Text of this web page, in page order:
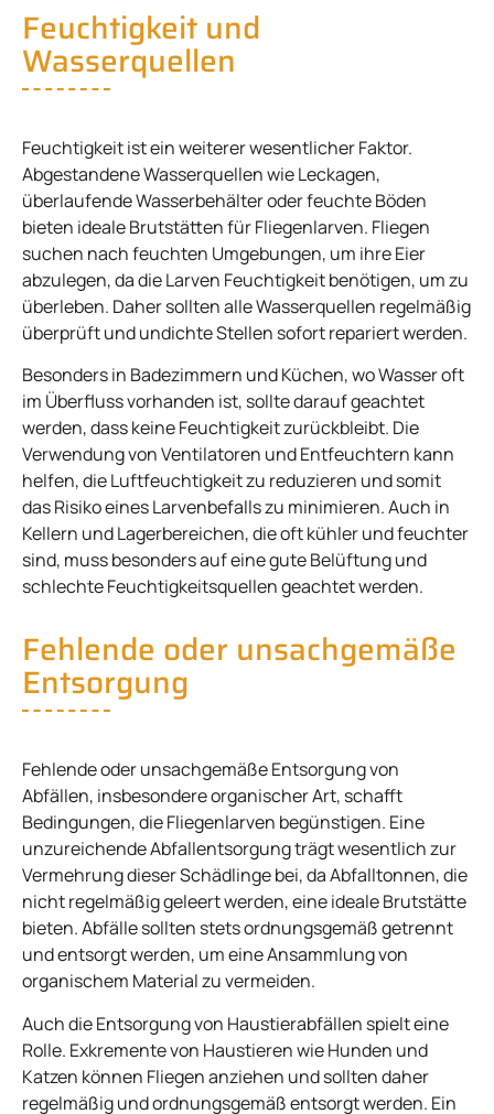
Feuchtigkeit und
Wasserquellen
Feuchtigkeit ist ein weiterer wesentlicher Faktor.
Abgestandene Wasserquellen wie Leckagen,
überlaufende Wasserbehälter oder feuchte Böden
bieten ideale Brutstätten für Fliegenlarven. Fliegen
suchen nach feuchten Umgebungen, um ihre Eier
abzulegen, da die Larven Feuchtigkeit benötigen, um zu
überleben. Daher sollten alle Wasserquellen regelmäßig
überprüft und undichte Stellen sofort repariert werden.
Besonders in Badezimmern und Küchen, wo Wasser oft
im Überfluss vorhanden ist, sollte darauf geachtet
werden, dass keine Feuchtigkeit zurückbleibt. Die
Verwendung von Ventilatoren und Entfeuchtern kann
helfen, die Luftfeuchtigkeit zu reduzieren und somit
das Risiko eines Larvenbefalls zu minimieren. Auch in
Kellern und Lagerbereichen, die oft kühler und feuchter
sind, muss besonders auf eine gute Belüftung und
schlechte Feuchtigkeitsquellen geachtet werden.
Fehlende oder unsachgemäße
Entsorgung
Fehlende oder unsachgemäße Entsorgung von
Abfällen, insbesondere organischer Art, schafft
Bedingungen, die Fliegenlarven begünstigen. Eine
unzureichende Abfallentsorgung trägt wesentlich zur
Vermehrung dieser Schädlinge bei, da Abfalltonnen, die
nicht regelmäßig geleert werden, eine ideale Brutstätte
bieten. Abfälle sollten stets ordnungsgemäß getrennt
und entsorgt werden, um eine Ansammlung von
organischem Material zu vermeiden.
Auch die Entsorgung von Haustierabfällen spielt eine
Rolle. Exkremente von Haustieren wie Hunden und
Katzen können Fliegen anziehen und sollten daher
regelmäßig und ordnungsgemäß entsorgt werden. Ein